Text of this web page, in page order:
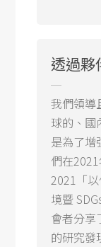
透過夥
我們領導
球的、國
是為了增
們在
2021「
境暨
會者分享
的研究發